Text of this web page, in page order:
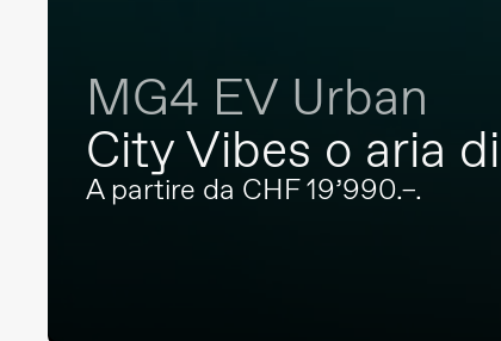
MG4 EV Urban
City Vibes o aria
A partire da CHF 19’990.–.